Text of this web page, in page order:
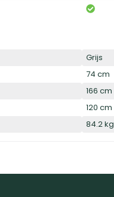
Grijs
74 cm
166 cm
120 cm
84.2 kg